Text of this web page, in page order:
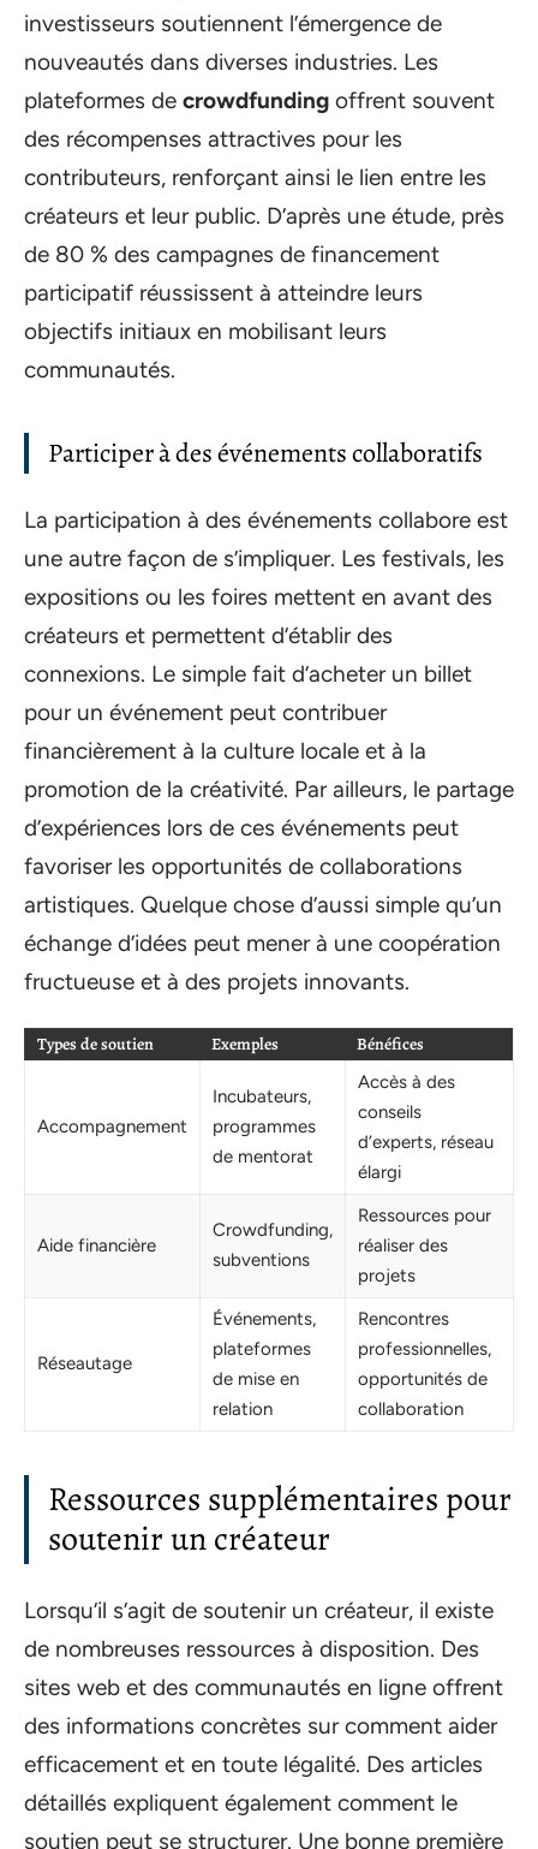
investisseurs soutiennent l’émergence de
nouveautés dans diverses industries. Les
plateformes de crowdfunding offrent souvent
des récompenses attractives pour les
contributeurs, renforçant ainsi le lien entre les
créateurs et leur public. D’après une étude, près
de 80 % des campagnes de financement
participatif réussissent à atteindre leurs
objectifs initiaux en mobilisant leurs
communautés.
Participer à des événements collaboratifs
La participation à des événements collabore est
une autre façon de s’impliquer. Les festivals, les
expositions ou les foires mettent en avant des
créateurs et permettent d’établir des
connexions. Le simple fait d’acheter un billet
pour un événement peut contribuer
financièrement à la culture locale et à la
promotion de la créativité. Par ailleurs, le partage
d’expériences lors de ces événements peut
favoriser les opportunités de collaborations
artistiques. Quelque chose d’aussi simple qu’un
échange d’idées peut mener à une coopération
fructueuse et à des projets innovants.
Types de soutien Exemples Bénéfices
Accompagnement
Incubateurs,
programmes
de mentorat
Accès à des
conseils
d’experts, réseau
élargi
Aide financière
Crowdfunding,
subventions
Ressources pour
réaliser des
projets
Réseautage
Événements,
plateformes
de mise en
relation
Rencontres
professionnelles,
opportunités de
collaboration
Ressources supplémentaires pour
soutenir un créateur
Lorsqu’il s’agit de soutenir un créateur, il existe
de nombreuses ressources à disposition. Des
sites web et des communautés en ligne offrent
des informations concrètes sur comment aider
efficacement et en toute légalité. Des articles
détaillés expliquent également comment le
soutien peut se structurer. Une bonne première